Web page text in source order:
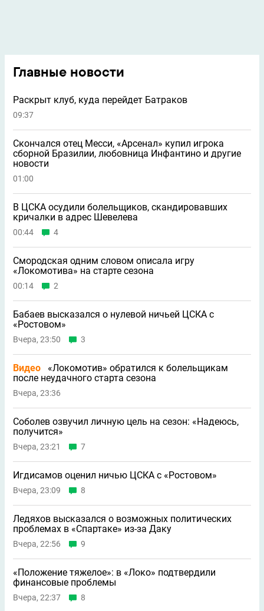
Главные новости
Раскрыт клуб, куда перейдет Батраков
09:37
Скончался отец Месси, «Арсенал» купил игрока
сборной Бразилии, любовница Инфантино и другие
новости
01:00
В ЦСКА осудили болельщиков, скандировавших
кричалки в адрес Шевелева
00:44 4
Смородская одним словом описала игру
«Локомотива» на старте сезона
00:14 2
Бабаев высказался о нулевой ничьей ЦСКА с
«Ростовом»
Вчера, 23:50 3
Видео
«Локомотив» обратился к болельщикам
после неудачного старта сезона
Вчера, 23:36
Соболев озвучил личную цель на сезон: «Надеюсь,
получится»
Вчера, 23:21 7
Игдисамов оценил ничью ЦСКА с «Ростовом»
Вчера, 23:09 8
Ледяхов высказался о возможных политических
проблемах в «Спартаке» из-за Даку
Вчера, 22:56 9
«Положение тяжелое»: в «Локо» подтвердили
финансовые проблемы
Вчера, 22:37 8